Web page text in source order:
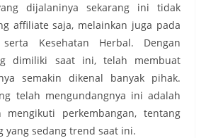
dijalaninya sekarang ini tidak
affiliate saja, melainkan juga pada
Kesehatan Herbal. Dengan
dimiliki saat ini, telah membuat
semakin dikenal banyak pihak.
telah mengundangnya ini adalah
perkembangan, tentang
yang sedang trend saat ini.